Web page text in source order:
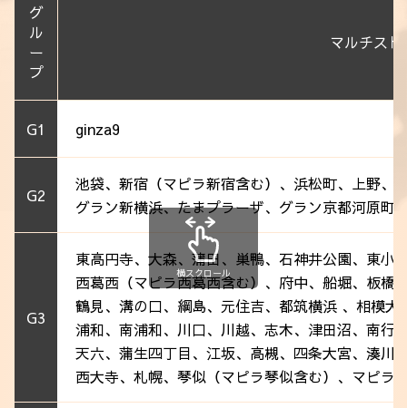
アクセス
グ
ル
ー
プ
マルチス
G1 ginza9
G2
池袋、新宿（マピラ新宿含む）、浜松町、上野、
グラン新横浜、たまプラーザ、グラン京都河原町
G3
東高円寺、大森、蒲田、巣鴨、石神井公園、東小
西葛西（マピラ西葛西含む）、府中、船堀、板橋
鶴見、溝の口、綱島、元住吉、都筑横浜 、相模大
浦和、南浦和、川口、川越、志木、津田沼、南行
天六、蒲生四丁目、江坂、高槻、四条大宮、湊川
西大寺、札幌、琴似（マピラ琴似含む）、マピラ
横スクロール